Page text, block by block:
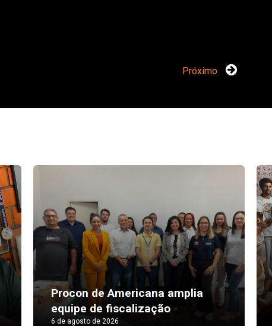
Próximo
Procon de Americana amplia
equipe de fiscalização
6 de agosto de 2026